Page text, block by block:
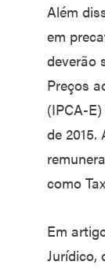
Além
em
deverão
Preços
(IPCA-
de 2015.
como
Em
Jurídico,